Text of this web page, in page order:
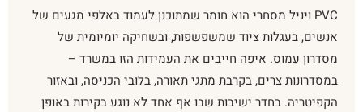
PVC ויניל מסחרי הוא חומר שמתוכנן לעמוד באלפי מגעים של
אנשים, בעגלות ציוד שמשפשפות, ובשחיקה יומיומית של
מסדרון עמוס. איפה חייבים את העמידות הזו במשרד –
במסדרונות צרים, בקרבת מתגי תאורה, בלובי הכניסה, ובאזור
הקפיטריה. בחדר ישיבות שבו אף אחד לא נוגע בקירות באופן